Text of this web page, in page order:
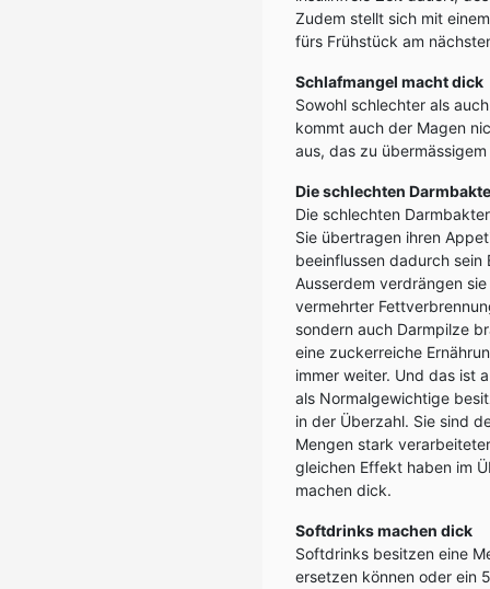
Zudem stellt sich mit
fürs Frühstück am
Schlafmangel macht dick
Sowohl schlechter als
kommt auch der Magen
aus, das zu
Die schlechten
Die schlechten
Sie übertragen ihren
beeinflussen dadurch sein
Ausserdem verdrängen
vermehrter
sondern auch Darmpilze
eine zuckerreiche
immer weiter. Und das ist
als Normalgewichtige
in der Überzahl. Sie sind
Mengen stark
gleichen Effekt haben im
machen dick.
Softdrinks machen dick
Softdrinks besitzen eine
ersetzen können oder ein